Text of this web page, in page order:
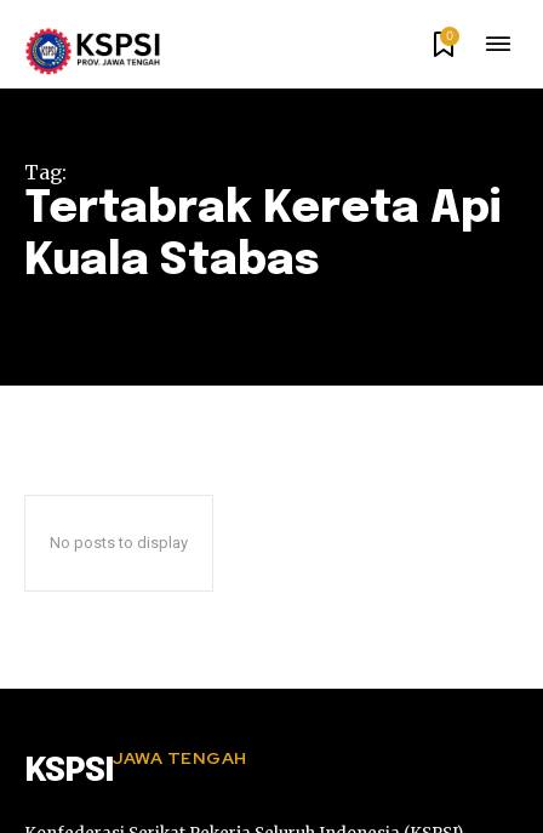
0
Tag:
Tertabrak Kereta Api
Kuala Stabas
No posts to display
KSPSI JAWA TENGAH